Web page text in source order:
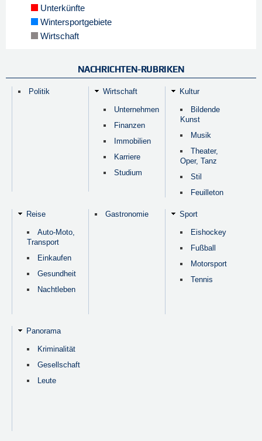
Unterkünfte
Wintersportgebiete
Wirtschaft
NACHRICHTEN-RUBRIKEN
Politik Wirtschaft
Unternehmen
Finanzen
Immobilien
Karriere
Studium
Kultur
Bildende
Kunst
Musik
Theater,
Oper, Tanz
Stil
Feuilleton
Reise
Auto-Moto,
Transport
Einkaufen
Gesundheit
Nachtleben
Gastronomie Sport
Eishockey
Fußball
Motorsport
Tennis
Panorama
Kriminalität
Gesellschaft
Leute